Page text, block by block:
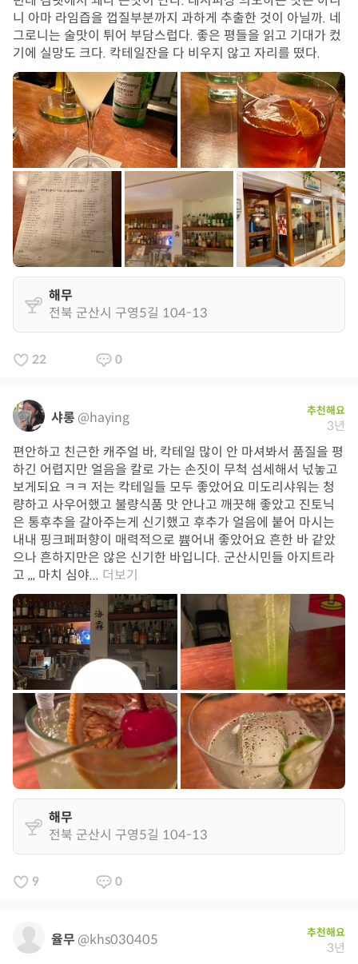
니 아마 라임즙을 껍질부분까지 과하게 추출한 것이 아닐까. 네
그로니는 술맛이 튀어 부담스럽다. 좋은 평들을 읽고 기대가 컸
기에 실망도 크다. 칵테일잔을 다 비우지 않고 자리를 떴다.
해무
전북 군산시 구영5길 104-13
22 0
샤롱 @haying 추천해요
3년
편안하고 친근한 캐주얼 바, 칵테일 많이 안 마셔봐서 품질을 평
하긴 어렵지만 얼음을 칼로 가는 손짓이 무척 섬세해서 넋놓고
보게되요 ㅋㅋ 저는 칵테일들 모두 좋았어요 미도리샤워는 청
량하고 사우어했고 불량식품 맛 안나고 깨끗해 좋았고 진토닉
은 통후추을 갈아주는게 신기했고 후추가 얼음에 붙어 마시는
내내 핑크페퍼향이 매력적으로 쁌어내 좋았어요 흔한 바 같았
으나 흔하지만은 않은 신기한 바입니다. 군산시민들 아지트라
고 ,,, 마치 심야... 더보기
해무
전북 군산시 구영5길 104-13
9 0
율무 @khs030405 추천해요
3년